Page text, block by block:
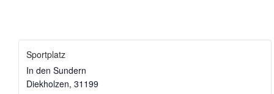
Sportplatz
In den Sundern
Diekholzen, 31199